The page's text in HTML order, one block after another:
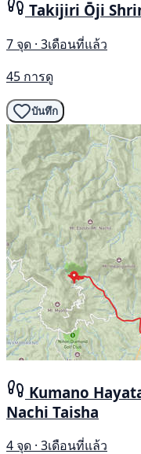
Takijiri Ōji
7 จุด · 3เดือนที่แล้ว
45 การดู
บันทึก
Kumano
Nachi Taisha
4 จุด · 3เดือนที่แล้ว